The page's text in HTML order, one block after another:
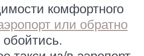
комфортного
или обратно
обойтись.